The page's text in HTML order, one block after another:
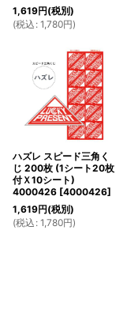
1,619円(税別)
(税込 : 1,780円)
ハズレ スピード三角く
じ 200枚 (1シート20枚
付Ｘ10シート)
4000426 [4000426]
1,619円(税別)
(税込 : 1,780円)